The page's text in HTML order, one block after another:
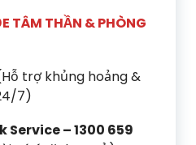
TÂM THẦN & PHÒNG
trợ khủng hoảng &
7)
Service – 1300 659